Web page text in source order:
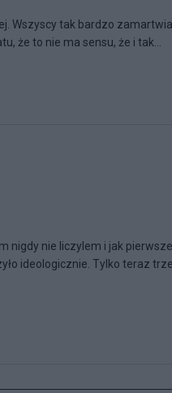
Wszyscy tak bardzo
że to nie ma sensu, że i tak...
nigdy nie liczylem i jak pierwsze
ideologicznie. Tylko teraz